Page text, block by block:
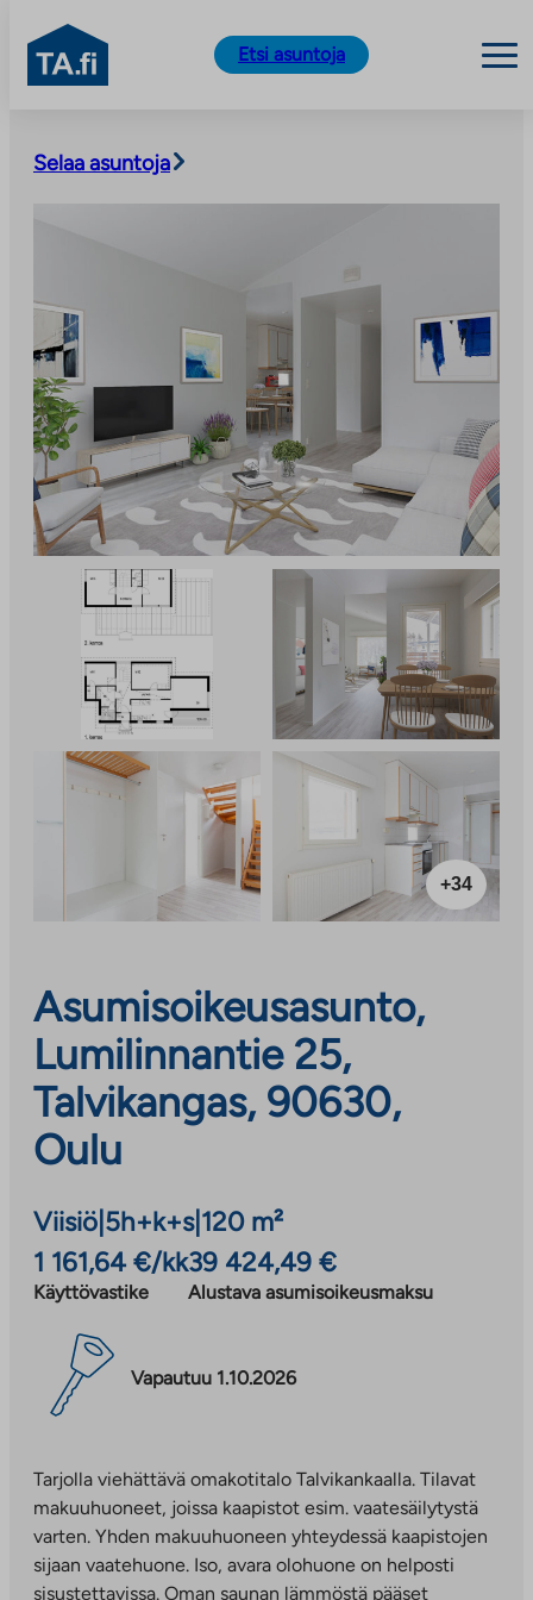
sisältöön
TA.fi
Etsi asuntoja
Selaa asuntoja
+34
Asumisoikeusasunto,
Lumilinnantie 25,
Talvikangas, 90630,
Oulu
Viisiö 5h+k+s| 120 m²
1 161,64 €/kk
Käyttövastike
39 424,49 €
Alustava asumisoikeusmaksu
Vapautuu 1.10.2026
Tarjolla viehättävä omakotitalo Talvikankaalla. Tilavat
makuuhuoneet, joissa kaapistot esim. vaatesäilytystä
varten. Yhden makuuhuoneen yhteydessä kaapistojen
sijaan vaatehuone. Iso, avara olohuone on helposti
sisustettavissa. Oman saunan lämmöstä pääset